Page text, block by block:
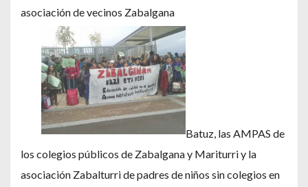
asociación de vecinos Zabalgana
Batuz, las AMPAS de
los colegios públicos de Zabalgana y Mariturri y la
asociación Zabalturri de padres de niños sin colegios en